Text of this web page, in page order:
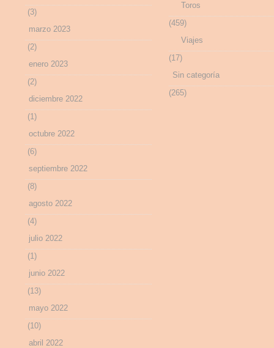
(3)
marzo 2023
(2)
enero 2023
(2)
diciembre 2022
(1)
octubre 2022
(6)
septiembre 2022
(8)
agosto 2022
(4)
julio 2022
(1)
junio 2022
(13)
mayo 2022
(10)
abril 2022
Toros
(459)
Viajes
(17)
Sin categoría
(265)